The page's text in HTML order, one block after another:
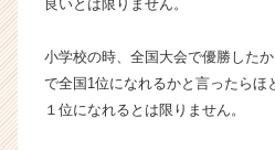
h
e
r
良いとは限りません。
小学校の時、全国大会で優勝した
で全国1位になれるかと言ったらほ
１位になれるとは限りません。